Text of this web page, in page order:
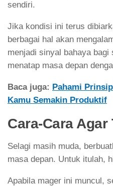
sendiri.
Jika kondisi ini terus
berbagai hal akan
menjadi sinyal bahaya bagi
menatap masa depan
Baca juga: Pahami
Kamu Semakin Produktif
Cara-Cara Agar
Selagi masih muda,
masa depan. Untuk itulah,
Apabila mager ini muncul,